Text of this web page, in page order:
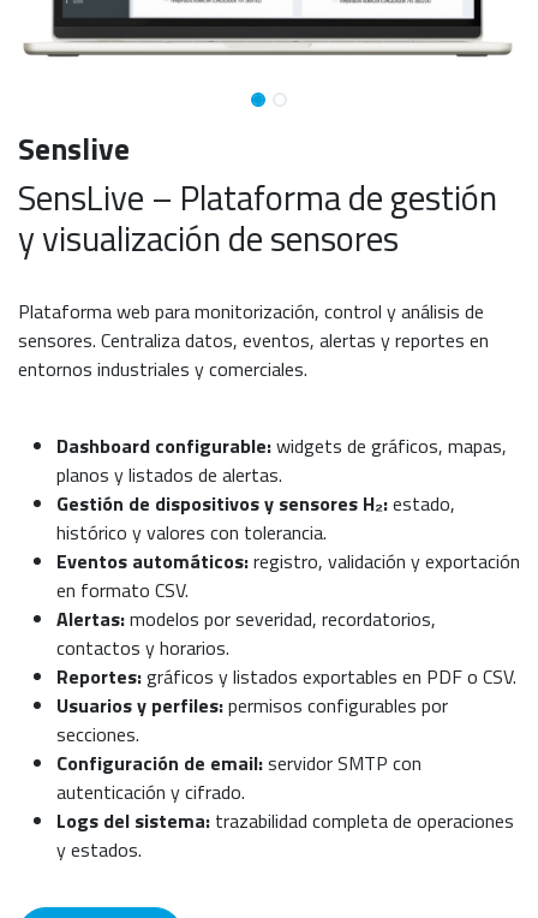
Senslive
SensLive – Plataforma de gestión
y visualización de sensores
Plataforma web para monitorización, control y análisis de
sensores. Centraliza datos, eventos, alertas y reportes en
entornos industriales y comerciales.
Dashboard configurable:widgets de gráficos, mapas,
planos y listados de alertas.
Gestión de dispositivos y sensores H₂:estado,
histórico y valores con tolerancia.
Eventos automáticos:registro, validación y exportación
en formato CSV.
Alertas:modelos por severidad, recordatorios,
contactos y horarios.
Reportes:gráficos y listados exportables en PDF o CSV.
Usuarios y perfiles:permisos configurables por
secciones.
Configuración de email:servidor SMTP con
autenticación y cifrado.
Logs del sistema: trazabilidad completa de operaciones
y estados.